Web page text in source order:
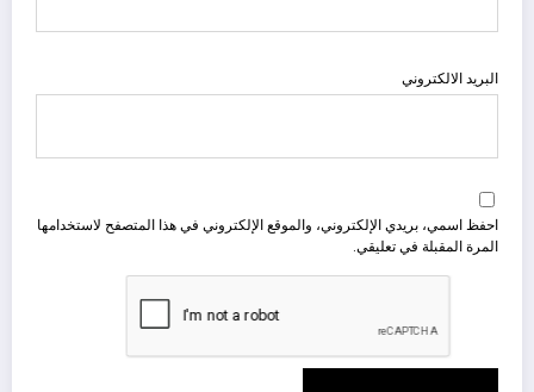
البريد الالكتروني
احفظ اسمي، بريدي الإلكتروني، والموقع الإلكتروني في هذا المتصفح لاستخدامها
المرة المقبلة في تعليقي.